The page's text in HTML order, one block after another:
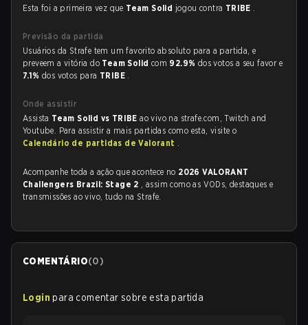
Esta foi a primeira vez que Team Solid jogou contra TRIBE .
Previsão da partida
Usuários da Strafe tem um favorito absoluto para a partida, e
preveem a vitória do Team Solid com 92.9% dos votos a seu favor e
7.1% dos votos para TRIBE .
Onde assistir
Assista Team Solid vs TRIBEao vivo na strafe.com, Twitch and
Youtube. Para assistir a mais partidas como esta, visite o
Calendário de partidas de Valorant .
Acompanhe toda a ação que acontece no 2026 VALORANT
Challengers Brazil: Stage 2 , assim como as VODs, destaques e
transmissões ao vivo, tudo na Strafe.
COMENTÁRIO(0)
Login para comentar sobre esta partida